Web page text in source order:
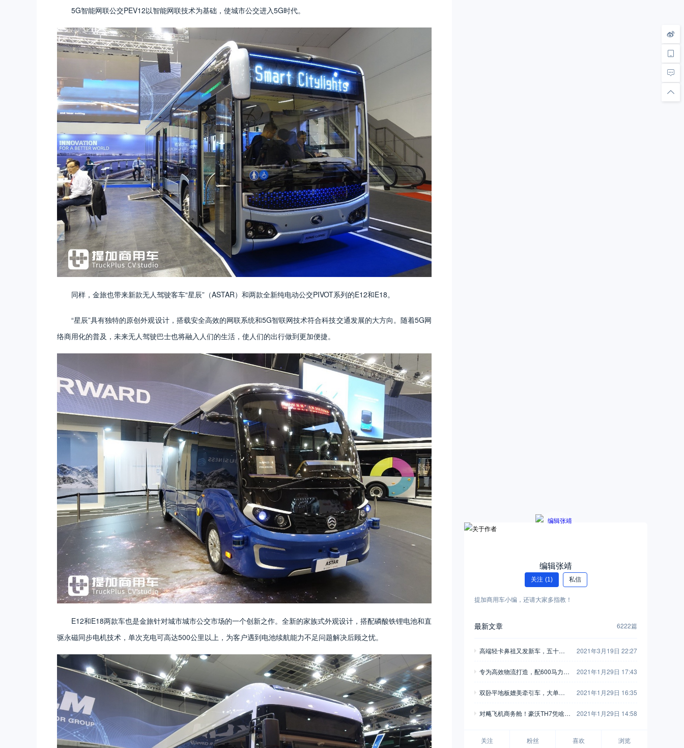
5G智能网联公交PEV12以智能网联技术为基础，使城市公交进入5G时代。
同样，金旅也带来新款无人驾驶客车“星辰”（ASTAR）和两款全新纯电动公交PIVOT系列的E12和E18。
“星辰”具有独特的原创外观设计，搭载安全高效的网联系统和5G智联网技术符合科技交通发展的大方向。随着5G网
络商用化的普及，未来无人驾驶巴士也将融入人们的生活，使人们的出行做到更加便捷。
E12和E18两款车也是金旅针对城市城市公交市场的一个创新之作。全新的家族式外观设计，搭配磷酸铁锂电池和直
驱永磁同步电机技术，单次充电可高达500公里以上，为客户遇到电池续航能力不足问题解决后顾之忧。
编辑张靖
关注 (1) 私信
提加商用车小编，还请大家多指教！
最新文章 6222篇
高端轻卡鼻祖又发新车，五十铃
别错过
2021年3月19日 22:27
专为高效物流打造，配600马力玉
版牵引车
2021年1月29日 17:43
双卧平地板媲美牵引车，大单桥7
2021年1月29日 16:35
对飚飞机商务舱！豪沃TH7凭啥开
2021年1月29日 14:58
关注 粉丝 喜欢 浏览